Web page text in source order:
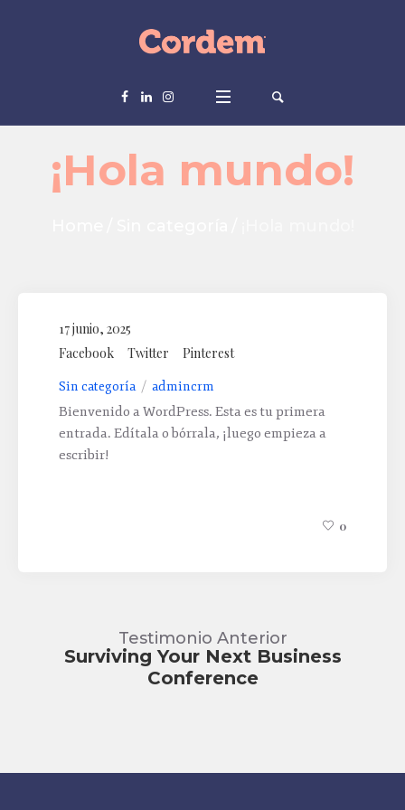
¡Hola mundo!
17 junio, 2025
Facebook
Twitter Pinterest
Sin categoría admincrm
Bienvenido a WordPress. Esta es tu primera
entrada. Edítala o bórrala, ¡luego empieza a
escribir!
0
Surviving Your Next Business
Conference
Testimonio Anterior